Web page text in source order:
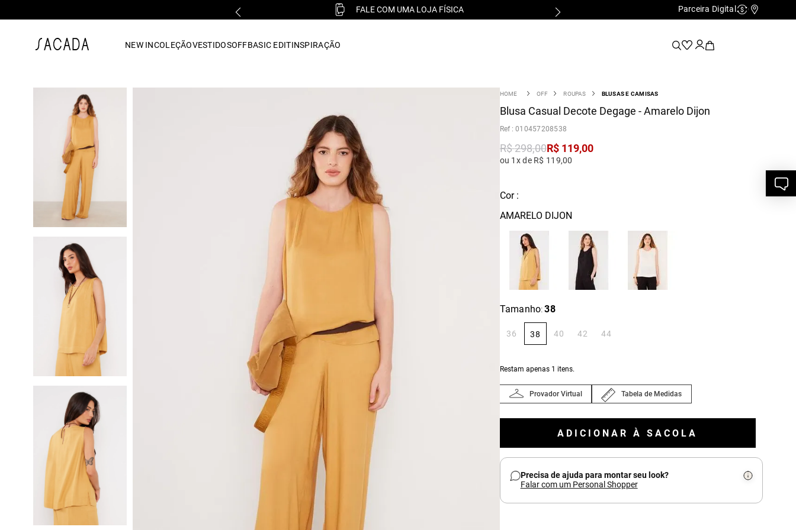
FALE COM UMA LOJA FÍSICA Parceira Digital Cashback
NEW INCOLEÇÃOVESTIDOSOFFBASIC EDITINSPIRAÇÃO
OFF ROUPAS BLUSAS E CAMISAS
Blusa Casual Decote Degage - Amarelo Dijon
:010457208538
R$298,00R$ 119,00
ou 1x de R$ 119,00
Cor :
AMARELO DIJON
Tamanho: 38
36 38 40 42 44
Restam apenas 1 itens.
Provador Virtual Tabela de Medidas
ADICIONAR À SACOLA
Precisa de ajuda para montar seu look?
Falar com um Personal Shopper
vestido midi